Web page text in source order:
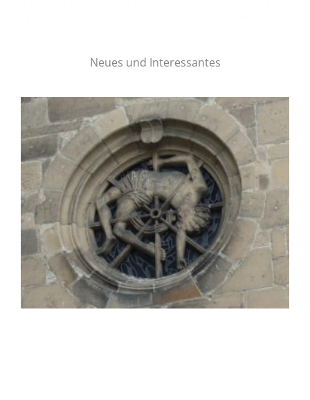
Neues und Interessantes